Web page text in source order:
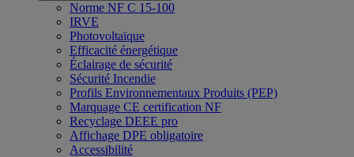
Norme NF C 15-100
IRVE
Photovoltaïque
Efficacité énergétique
Éclairage de sécurité
Sécurité Incendie
Profils Environnementaux Produits (PEP)
Marquage CE certification NF
Recyclage DEEE pro
Affichage DPE obligatoire
Accessibilité